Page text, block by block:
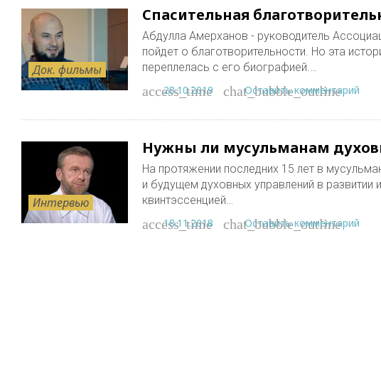
Док. фильмы
Спасительная
Абдулла Амерханов - руководитель
пойдет о благотворительности. Но эта
переплелась с его биографией.…
access_time
28.10.2019 chat_bubble_outline
Оставить комментарий
Интервью
Нужны ли мусульманам
На протяжении последних 15 лет в
и будущем духовных управлений в развитии
квинтэссенцией…
access_time
18.11.2018 chat_bubble_outline
Оставить комментарий